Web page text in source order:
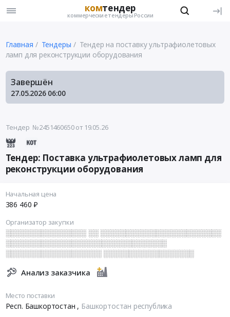
комтендер
коммерческие тендеры России
Главная Тендеры
Тендер на поставку ультрафиолетовых
ламп для реконструкции оборудования
Завершён
27.05.2026 06:00
Тендер №2451460650от 19.05.26
Тендер: Поставка ультрафиолетовых ламп для
реконструкции оборудования
Начальная цена
386 460 ₽
Организатор закупки
░░░░░░░░░░░░░░░░ ░░ ░░░░░░░░░░░░░░░░░░░░░░░░
░░░░░░░░░░░░░░░░░░░░░░░░░░░░░░░░
░░░░░░░░░░░░░░░░░░░ ░░░░░░░░░░░░░░░░░░
Анализ заказчика
Место поставки
Респ. Башкортостан , Башкортостан республика